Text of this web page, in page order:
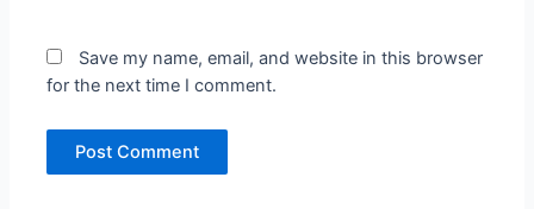
Save my name, email, and website in this browser
for the next time I comment.